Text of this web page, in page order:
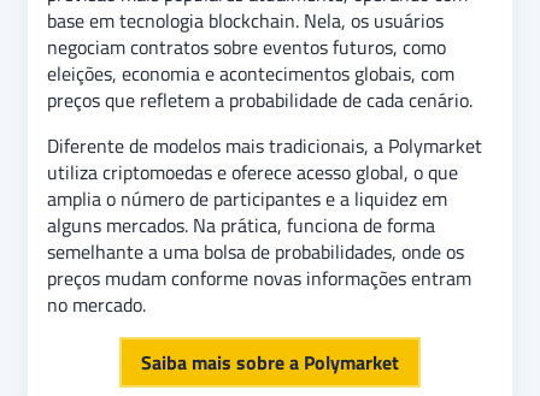
base em tecnologia blockchain. Nela, os usuários
negociam contratos sobre eventos futuros, como
eleições, economia e acontecimentos globais, com
preços que refletem a probabilidade de cada cenário.
Diferente de modelos mais tradicionais, a Polymarket
utiliza criptomoedas e oferece acesso global, o que
amplia o número de participantes e a liquidez em
alguns mercados. Na prática, funciona de forma
semelhante a uma bolsa de probabilidades, onde os
preços mudam conforme novas informações entram
no mercado.
Saiba mais sobre a Polymarket